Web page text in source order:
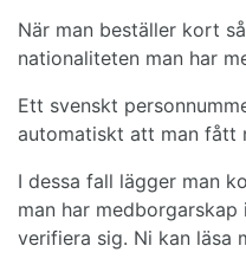
När man beställer kort
nationaliteten man har
Ett svenskt
automatiskt att man fått
I dessa fall lägger man
man har
verifiera sig. Ni kan läsa